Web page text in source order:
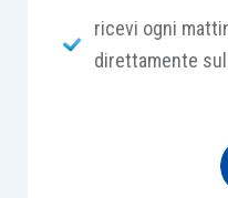
conseguenti cure”.
riformata sulla base
emergenti dalla
ricevi ogni
direttamente